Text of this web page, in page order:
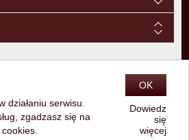
Flora. Wszelkie prawa zastrzeżone.
działaniu serwisu.
zgadzasz się na
OK
Dowiedz
się
więcej